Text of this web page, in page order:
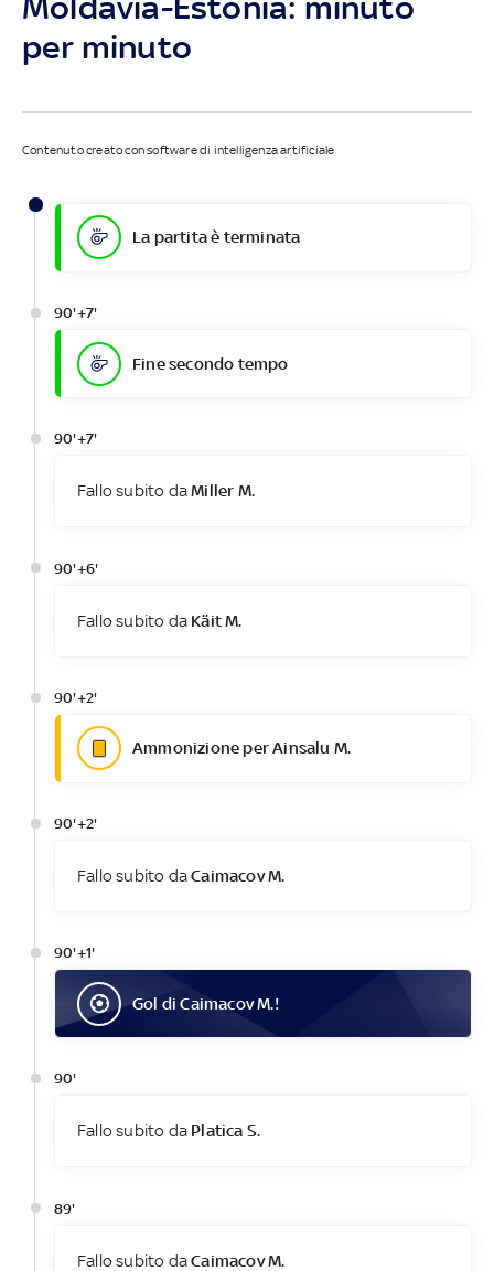
per minuto
Contenuto creato con software di intelligenza artificiale
La partita è terminata
90'+7'
Fine secondo tempo
90'+7'
Fallo subito daMiller M.
90'+6'
Fallo subito da Käit M.
90'+2'
Ammonizione per Ainsalu M.
90'+2'
Fallo subito daCaimacov M.
90'+1'
Gol diCaimacov M.!
90'
Fallo subito da Platica S.
89'
Fallo subito daCaimacov M.